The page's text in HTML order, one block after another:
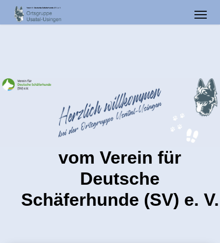
vom Verein für
Deutsche
Schäferhunde (SV) e. V.